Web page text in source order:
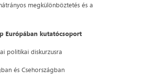
megkülönböztetés és a
Európában kutatócsoport
politikai diskurzusra
és Csehországban